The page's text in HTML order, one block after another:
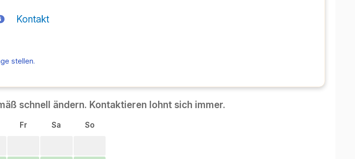
Kontakt
stellen.
schnell ändern. Kontaktieren lohnt sich immer.
Fr Sa So